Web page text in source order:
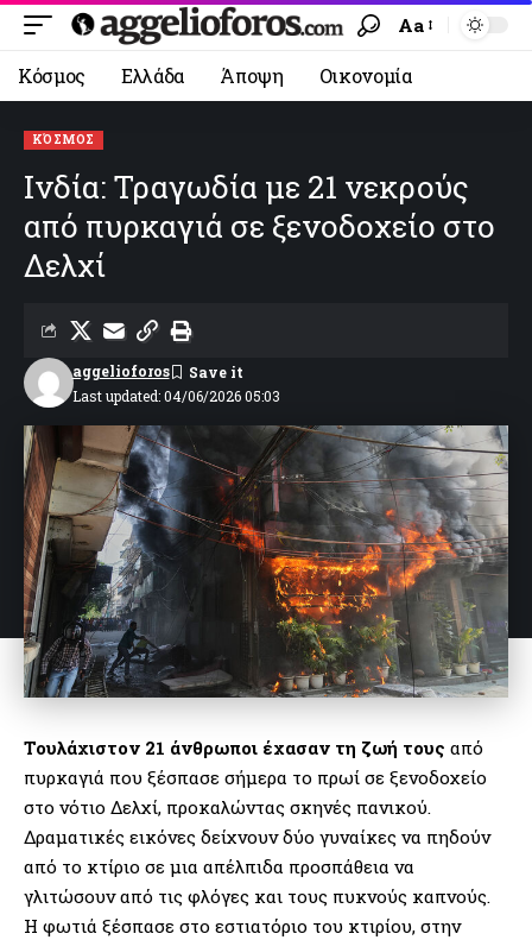
Aa
Κόσμος Ελλάδα Άποψη Οικονομία
ΚΌΣΜΟΣ
Ινδία: Τραγωδία με 21 νεκρούς
από πυρκαγιά σε ξενοδοχείο στο
Δελχί
Last updated: 04/06/2026 05:03
aggelioforos
Τουλάχιστον 21 άνθρωποι έχασαν τη ζωή τους από
πυρκαγιά που ξέσπασε σήμερα το πρωί σε ξενοδοχείο
στο νότιο Δελχί, προκαλώντας σκηνές πανικού.
Δραματικές εικόνες δείχνουν δύο γυναίκες να πηδούν
από το κτίριο σε μια απέλπιδα προσπάθεια να
γλιτώσουν από τις φλόγες και τους πυκνούς καπνούς.
Η φωτιά ξέσπασε στο εστιατόριο του κτιρίου, στην